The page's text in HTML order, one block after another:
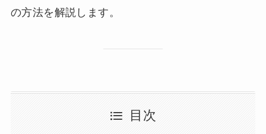
の方法を解説します。
目次